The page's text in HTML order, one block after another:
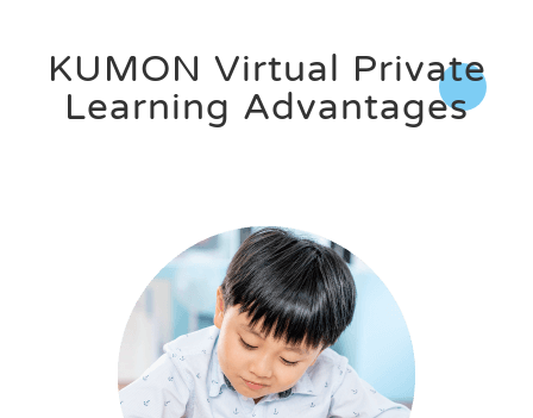
KUMON Virtual Private
Learning Advantages